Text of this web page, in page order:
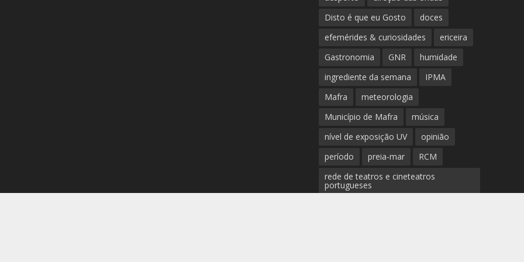
Disto é que eu Gosto
doces
efemérides & curiosidades
ericeira
Gastronomia
GNR
humidade
ingrediente da semana
IPMA
Mafra
meteorologia
Município de Mafra
música
nível de exposição UV
opinião
período
preia-mar
RCM
rede de teatros e cineteatros
portugueses